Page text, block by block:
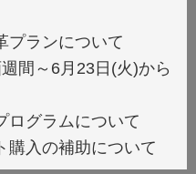
プランについて
間～6月23日(火)から
ログラムについて
購入の補助について